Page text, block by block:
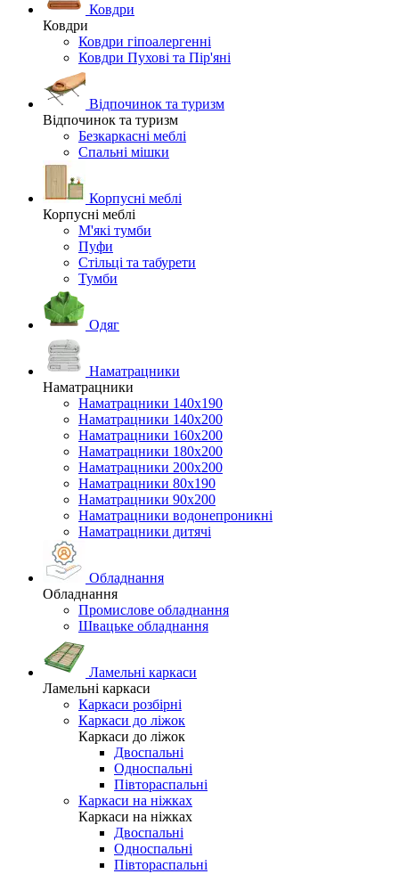
Ковдри
Ковдри
Ковдри гіпоалергенні
Ковдри Пухові та Пір'яні
Відпочинок та туризм
Відпочинок та туризм
Безкаркасні меблі
Спальні мішки
Корпусні меблі
Корпусні меблі
М'які тумби
Пуфи
Стільці та табурети
Тумби
Одяг
Наматрацники
Наматрацники
Наматрацники 140х190
Наматрацники 140х200
Наматрацники 160х200
Наматрацники 180х200
Наматрацники 200х200
Наматрацники 80х190
Наматрацники 90х200
Наматрацники водонепроникні
Наматрацники дитячі
Обладнання
Обладнання
Промислове обладнання
Швацьке обладнання
Ламельні каркаси
Ламельні каркаси
Каркаси розбірні
Каркаси до ліжок
Каркаси до ліжок
Двоспальні
Односпальні
Півтораспальні
Каркаси на ніжках
Каркаси на ніжках
Двоспальні
Односпальні
Півтораспальні